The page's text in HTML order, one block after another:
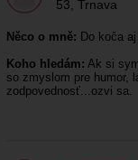
53 Trnava
Něco o mně: Do koča
Koho hledám: Ak si
so zmyslom pre humor,
zodpovednosť...ozvi sa.